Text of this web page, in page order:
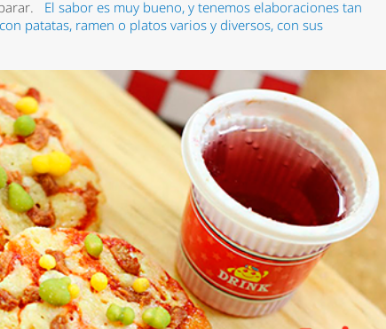
El sabor es muy bueno, y tenemos elaboraciones tan
patatas, ramen o platos varios y diversos, con sus